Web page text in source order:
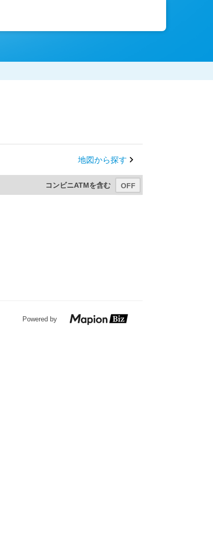
地図から探す
コンビニATMを含む
Powered by